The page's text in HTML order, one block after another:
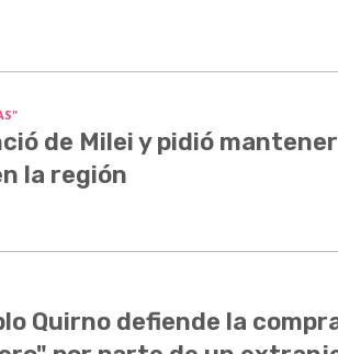
de Milei y pidió
la región
Quirno defiende la